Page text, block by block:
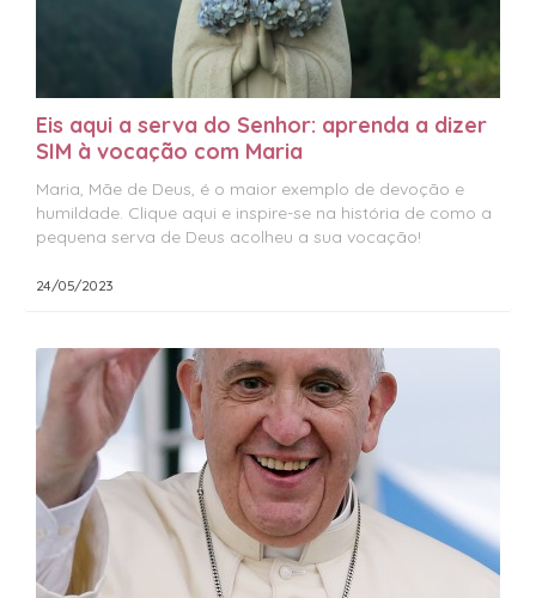
Eis aqui a serva do Senhor: aprenda a dizer
SIM à vocação com Maria
Maria, Mãe de Deus, é o maior exemplo de devoção e
humildade. Clique aqui e inspire-se na história de como a
pequena serva de Deus acolheu a sua vocação!
24/05/2023